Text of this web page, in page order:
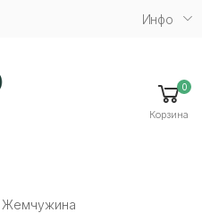
Инфо
0
Корзина
Жемчужина